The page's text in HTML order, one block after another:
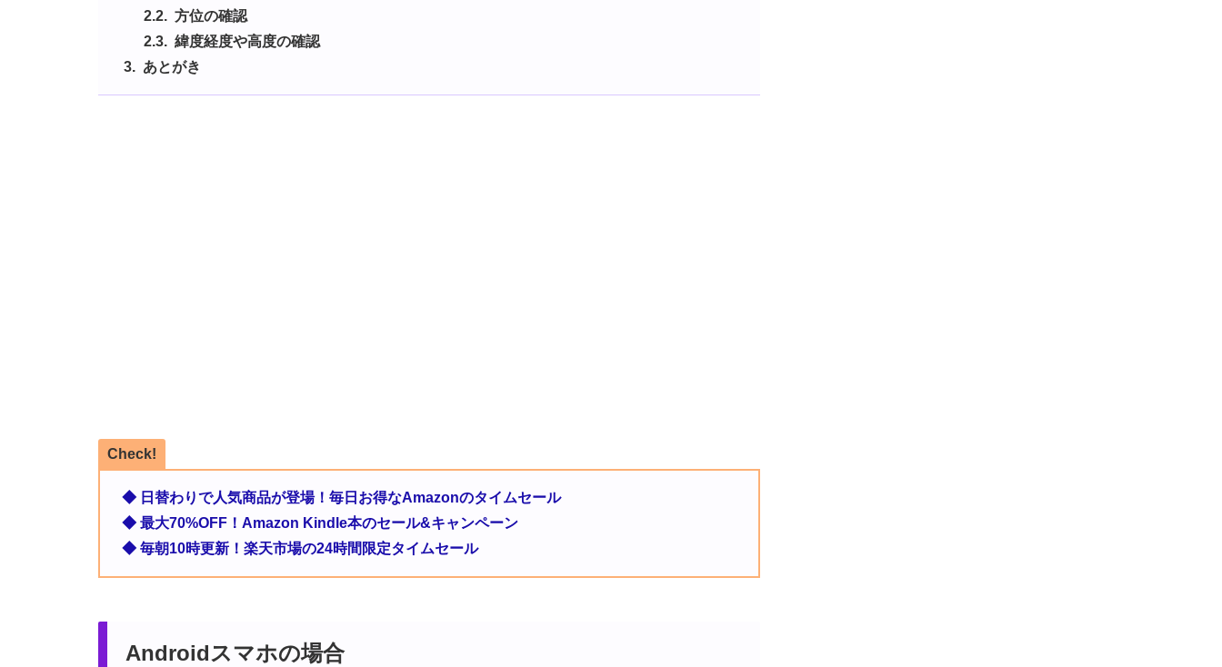
方位の確認
緯度経度や高度の確認
あとがき
Check!
◆ 日替わりで人気商品が登場！毎日お得なAmazonのタイムセール
◆ 最大70%OFF！Amazon Kindle本のセール&キャンペーン
◆ 毎朝10時更新！楽天市場の24時間限定タイムセール
Androidスマホの場合